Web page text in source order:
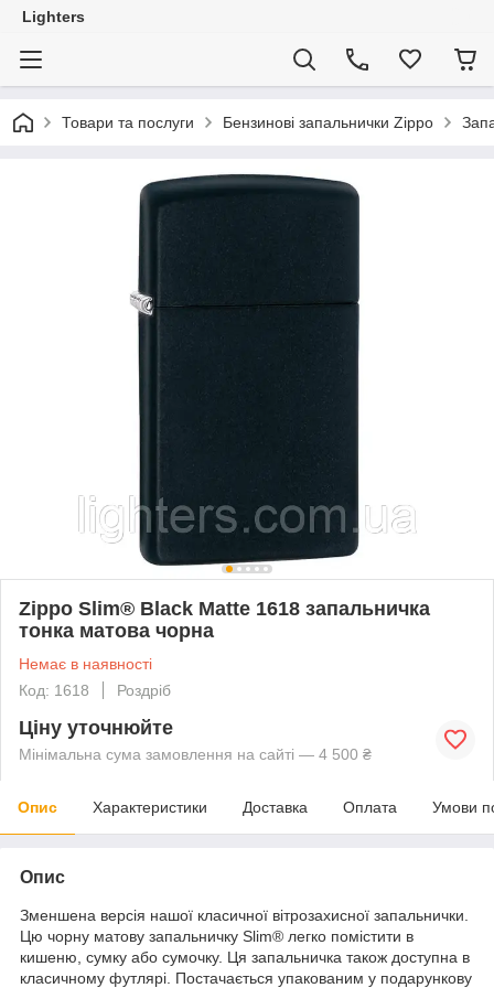
Lighters
Товари та послуги Бензинові запальнички Zippo
Zippo Slim® Black Matte 1618 запальничка
тонка матова чорна
Немає в наявності
Код: 1618
Роздріб
Ціну уточнюйте
Мінімальна сума замовлення на сайті — 4 500 ₴
Опис Характеристики Доставка Оплата Умови
Опис
Зменшена версія нашої класичної вітрозахисної запальнички.
Цю чорну матову запальничку Slim® легко помістити в
кишеню, сумку або сумочку. Ця запальничка також доступна в
класичному футлярі. Постачається упакованим у подарункову